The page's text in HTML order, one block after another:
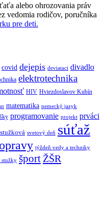
alebo ohrozovania práv
vedomia rodičov, poručníka
pre deti.
covid dejepis deviataci divadlo
elektrotechnika
HIV Hviezdoslavov Kubín
matematika nemecký jazyk
programovanie projekt prváci
stužková svetový deň súťaž
týždeň vedy a techniky
stužky šport ŽŠR